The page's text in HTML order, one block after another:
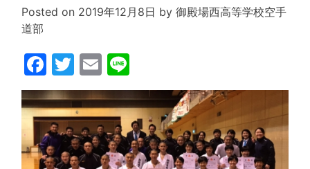
Posted on 2019年12月8日 by 御殿場西高等学校空手
道部
Facebook
Twitter
Email